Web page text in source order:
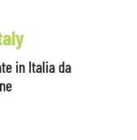
in Italia da